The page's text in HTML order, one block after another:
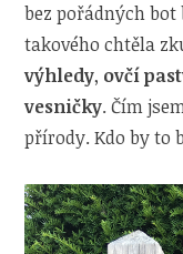
bez pořádných bot
takového chtěla
výhledy, ovčí
vesničky. Čím
přírody. Kdo by to